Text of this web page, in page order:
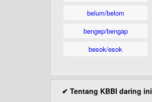
belum/belom
bengep/bengap
besok/esok
✔ Tentang KBBI daring ini